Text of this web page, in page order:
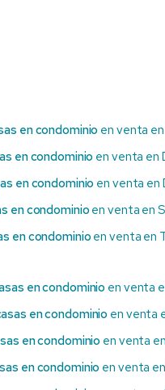
en condominio en venta
en condominio en venta en
en condominio en venta en
en condominioen venta en
en condominioen venta en
en condominio en venta
en condominio en venta
en condominio en venta
en condominio en venta